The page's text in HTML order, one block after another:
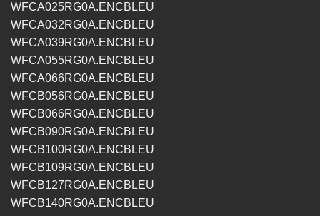
WFCA025RG0A.ENCBLEU
WFCA032RG0A.ENCBLEU
WFCA039RG0A.ENCBLEU
WFCA055RG0A.ENCBLEU
WFCA066RG0A.ENCBLEU
WFCB056RG0A.ENCBLEU
WFCB066RG0A.ENCBLEU
WFCB090RG0A.ENCBLEU
WFCB100RG0A.ENCBLEU
WFCB109RG0A.ENCBLEU
WFCB127RG0A.ENCBLEU
WFCB140RG0A.ENCBLEU